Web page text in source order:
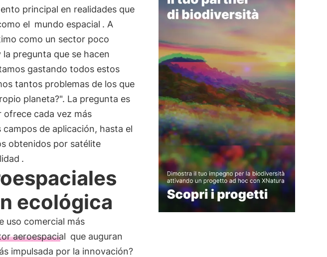
principal en realidades que
el mundo espacial . A
como un sector poco
pregunta que se hacen
gastando todos estos
tantos problemas de los que
planeta?". La pregunta es
ofrece cada vez más
campos de aplicación, hasta el
obtenidos por satélite
.
ecológica
uso comercial más
aeroespacial que auguran
impulsada por la innovación?